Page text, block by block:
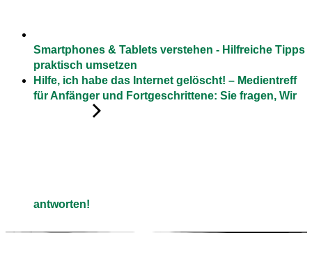
Smartphones & Tablets verstehen - Hilfreiche Tipps
praktisch umsetzen
Hilfe, ich habe das Internet gelöscht! – Medientreff
für Anfänger und Fortgeschrittene: Sie fragen, Wir
antworten!